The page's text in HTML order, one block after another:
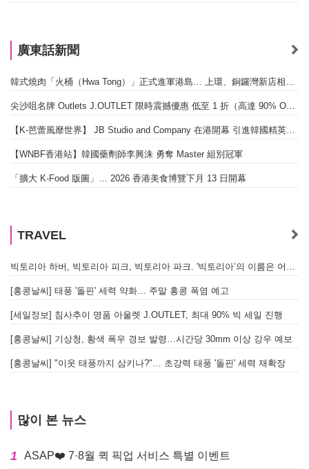
廣東話新聞
韓式燒肉「火桶（Hwa Tong）」正式進軍港島… 上環、銅鑼灣新店相繼開幕
尖沙咀名牌 Outlets J.OUTLET 限時震撼優惠 低至 1 折（高達 90% OFF）
【K-芭蕾風靡世界】 JB Studio and Company 在港開幕 引進韓國精英芭蕾教育系統
【WNBF香港站】韓國藥劑師李興洙 勇奪 Master 組別冠軍
「擴大 K-Food 版圖」… 2026 香港美食博覽下月 13 日開幕
TRAVEL
빅토리아 하버, 빅토리아 피크, 빅토리아 파크. '빅토리아’의 이름은 어떻게 온 걸까? - [이승권 원장의 생활칼럼]
[홍콩날씨] 태풍 '돌핀' 세력 약화… 주말 홍콩 폭염 예고
[세일정보] 침사추이 명품 아울렛 J.OUTLET, 최대 90% 빅 세일 진행
[홍콩날씨] 기상청, 황색 폭우 경보 발령…시간당 30mm 이상 강우 예보
[홍콩날씨] "이웃 태풍까지 삼키나?"… 초강력 태풍 '돌핀' 세력 재확장
많이 본 뉴스
1 ASAP❤️ 7·8월 퀵 픽업 서비스 특별 이벤트